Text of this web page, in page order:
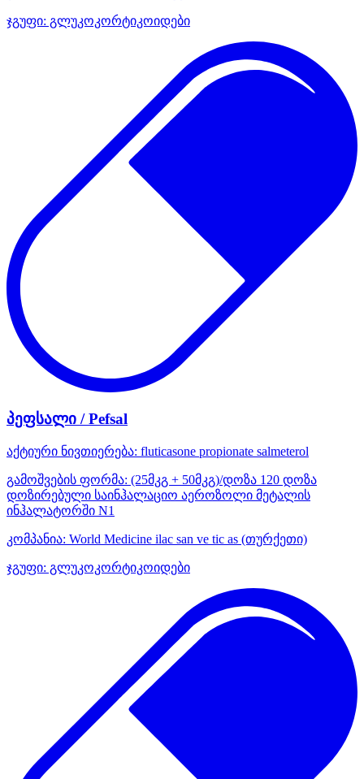
ჯგუფი: გლუკოკორტიკოიდები
პეფსალი / Pefsal
აქტიური ნივთიერება: fluticasone propionate salmeterol
გამოშვების ფორმა: (25მკგ + 50მკგ)/დოზა 120 დოზა
დოზირებული საინჰალაციო აეროზოლი მეტალის
ინჰალატორში N1
კომპანია: World Medicine ilac san ve tic as (თურქეთი)
ჯგუფი: გლუკოკორტიკოიდები